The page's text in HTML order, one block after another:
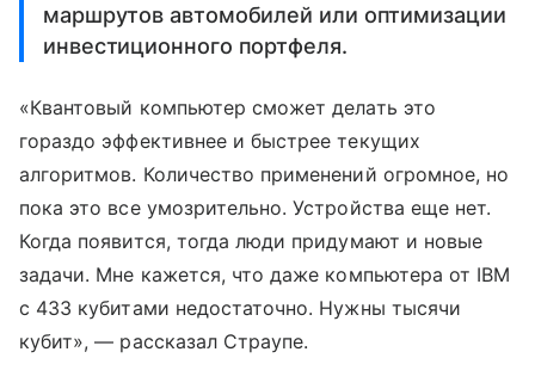
маршрутов автомобилей или оптимизации
инвестиционного портфеля.
«Квантовый компьютер сможет делать это
гораздо эффективнее и быстрее текущих
алгоритмов. Количество применений огромное, но
пока это все умозрительно. Устройства еще нет.
Когда появится, тогда люди придумают и новые
задачи. Мне кажется, что даже компьютера от IBM
с 433 кубитами недостаточно. Нужны тысячи
кубит», — рассказал Страупе.